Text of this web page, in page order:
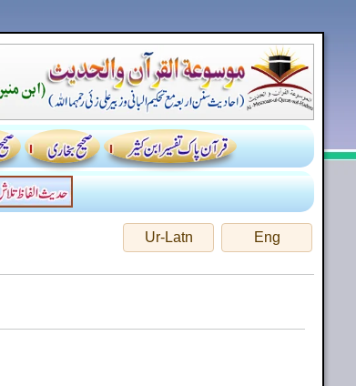
Eng
Ur-Latn